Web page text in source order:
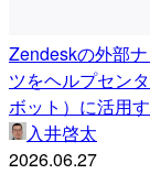
Zendeskの外部
ツをヘルプセン
ボット）に活用
入井啓太
2026.06.27